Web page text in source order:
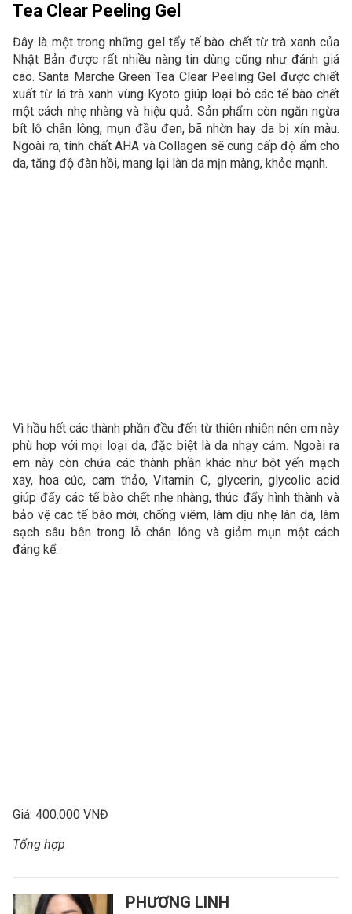
Tea Clear Peeling Gel
Đây là một trong những gel tẩy tế bào chết từ trà xanh của
Nhật Bản được rất nhiều nàng tin dùng cũng như đánh giá
cao. Santa Marche Green Tea Clear Peeling Gel được chiết
xuất từ lá trà xanh vùng Kyoto giúp loại bỏ các tế bào chết
một cách nhẹ nhàng và hiệu quả. Sản phẩm còn ngăn ngừa
bít lỗ chân lông, mụn đầu đen, bã nhờn hay da bị xỉn màu.
Ngoài ra, tinh chất AHA và Collagen sẽ cung cấp độ ẩm cho
da, tăng độ đàn hồi, mang lại làn da mịn màng, khỏe mạnh.
Vì hầu hết các thành phần đều đến từ thiên nhiên nên em này
phù hợp với mọi loại da, đặc biệt là da nhạy cảm. Ngoài ra
em này còn chứa các thành phần khác như bột yến mạch
xay, hoa cúc, cam thảo, Vitamin C, glycerin, glycolic acid
giúp đấy các tế bào chết nhẹ nhàng, thúc đẩy hình thành và
bảo vệ các tế bào mới, chống viêm, làm dịu nhẹ làn da, làm
sạch sâu bên trong lỗ chân lông và giảm mụn một cách
đáng kể.
Giá: 400.000 VNĐ
Tổng hợp
PHƯƠNG LINH